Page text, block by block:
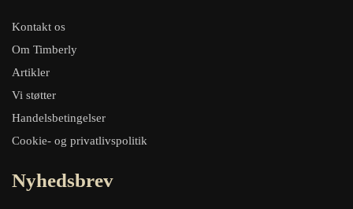
Kontakt os
Om Timberly
Artikler
Vi støtter
Handelsbetingelser
Cookie- og privatlivspolitik
Nyhedsbrev